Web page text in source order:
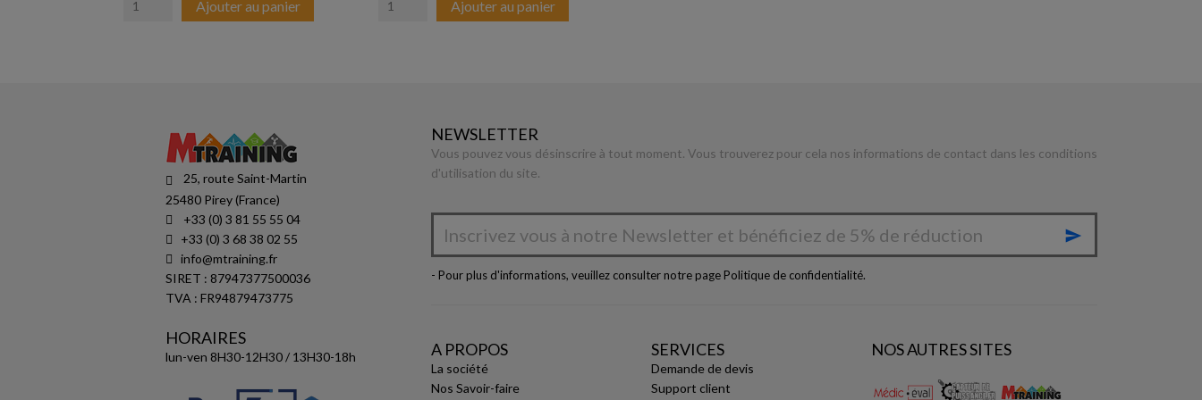
Ajouter au panier Ajouter au panier
25, route Saint-Martin
25480 Pirey (France)
+33 (0) 3 81 55 55 04
+33 (0) 3 68 38 02 55
info@mtraining.fr
SIRET : 87947377500036
TVA : FR94879473775
HORAIRES
lun-ven 8H30-12H30 / 13H30-18h
NEWSLETTER
Vous pouvez vous désinscrire à tout moment. Vous trouverez pour cela nos informations de contact dans les conditions
d'utilisation du site.

- Pour plus d'informations, veuillez consulter notre page Politique de confidentialité.
A PROPOS
La société
Nos Savoir-faire
SERVICES
Demande de devis
Support client
NOS AUTRES SITES